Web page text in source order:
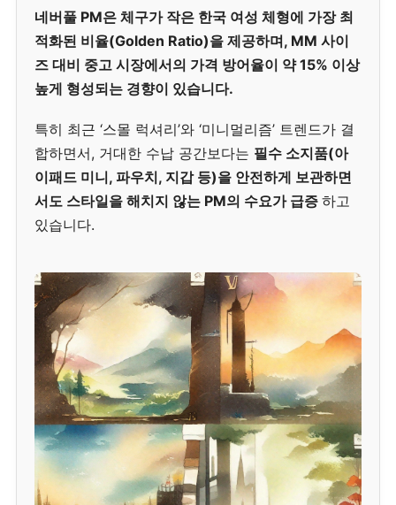
네버풀 PM은 체구가 작은 한국 여성 체형에 가장 최
적화된 비율(Golden Ratio)을 제공하며, MM 사이
즈 대비 중고 시장에서의 가격 방어율이 약 15% 이상
높게 형성되는 경향이 있습니다.
특히 최근 ‘스몰 럭셔리’와 ‘미니멀리즘’ 트렌드가 결
합하면서, 거대한 수납 공간보다는 필수 소지품(아
이패드 미니, 파우치, 지갑 등)을 안전하게 보관하면
서도 스타일을 해치지 않는 PM의 수요가 급증 하고
있습니다.